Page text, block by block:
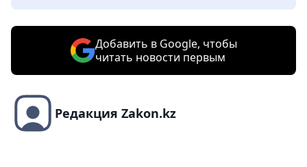
Добавить в Google, чтобы
читать новости первым
Редакция Zakon.kz